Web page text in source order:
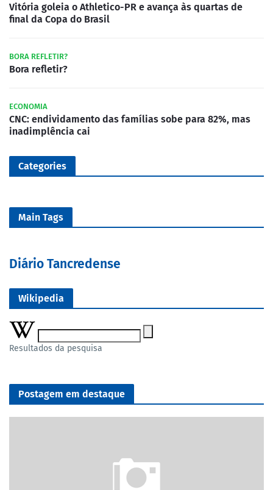
Vitória goleia o Athletico-PR e avança às quartas de
final da Copa do Brasil
BORA REFLETIR?
Bora refletir?
ECONOMIA
CNC: endividamento das famílias sobe para 82%, mas
inadimplência cai
Categories
Main Tags
Diário Tancredense
Wikipedia
Resultados da pesquisa
Postagem em destaque